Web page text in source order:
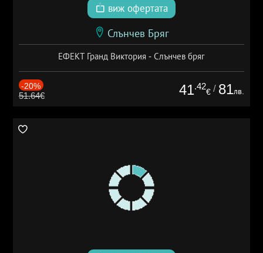
виж офертата
Слънчев Бряг
ЕФЕКТ Гранд Виктория - Слънчев бряг
-20%
51.64€ 41.42
€ / 81лв.